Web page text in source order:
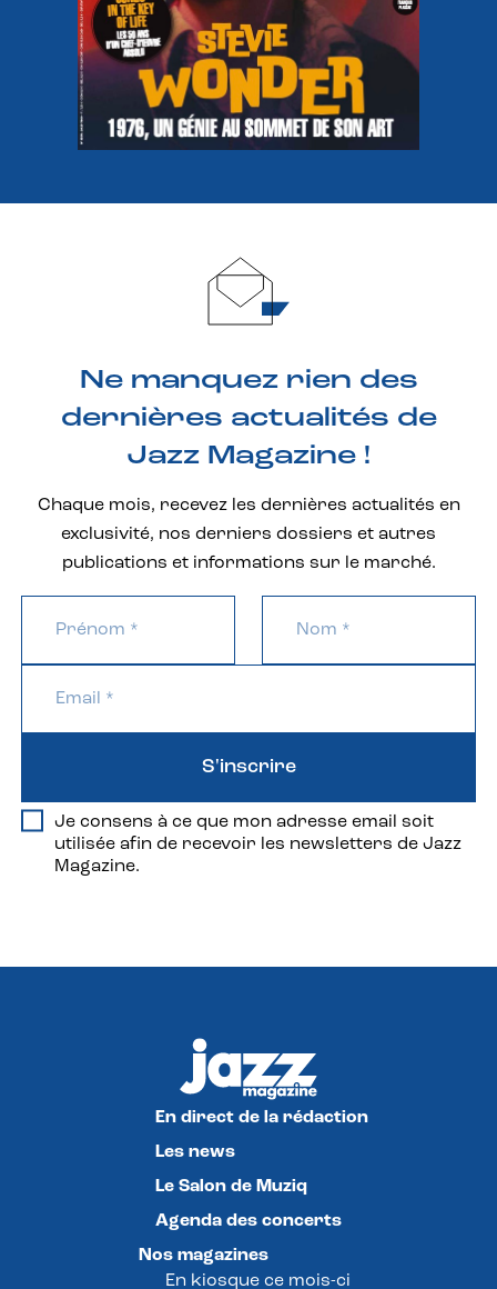
Ne manquez rien des
dernières actualités de
Jazz Magazine !
Chaque mois, recevez les dernières actualités en
exclusivité, nos derniers dossiers et autres
publications et informations sur le marché.
Je consens à ce que mon adresse email soit
utilisée afin de recevoir les newsletters de Jazz
Magazine.
S'inscrire
En direct de la rédaction
Les news
Le Salon de Muziq
Agenda des concerts
Nos magazines
En kiosque ce mois-ci